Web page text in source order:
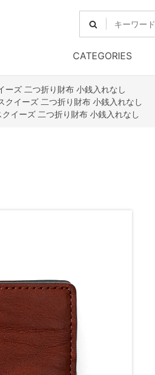
CATEGORIES
ーズ 二つ折り財布 小銭入れなし
クイーズ 二つ折り財布 小銭入れなし
クイーズ 二つ折り財布 小銭入れなし